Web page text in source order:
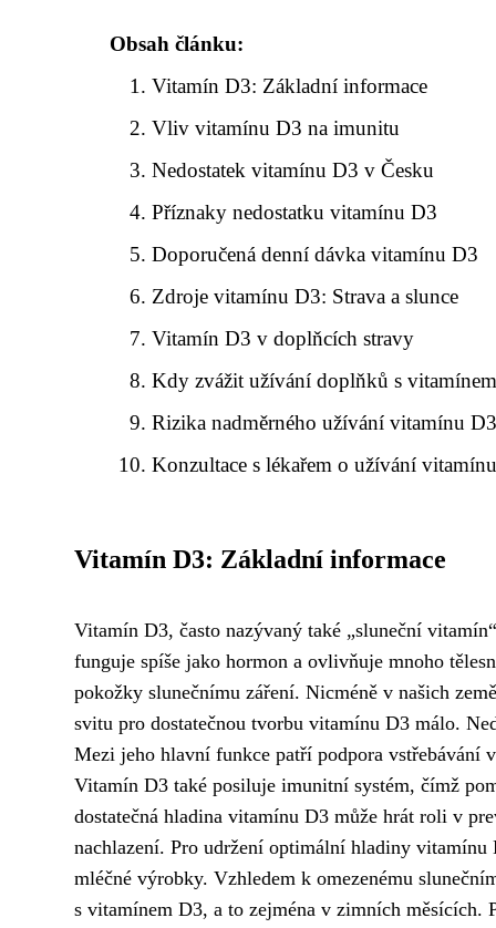
Obsah článku:
Vitamín D3: Základní informace
Vliv vitamínu D3 na imunitu
Nedostatek vitamínu D3 v Česku
Příznaky nedostatku vitamínu D3
Doporučená denní dávka vitamínu D3
Zdroje vitamínu D3: Strava a slunce
Vitamín D3 v doplňcích stravy
Kdy zvážit užívání doplňků s
Rizika nadměrného užívání vitamínu
Konzultace s lékařem o užívání
Vitamín D3: Základní informace
Vitamín D3, často nazývaný také „sluneční
funguje spíše jako hormon a ovlivňuje mnoho
pokožky slunečnímu záření. Nicméně v našich
svitu pro dostatečnou tvorbu vitamínu D3 málo.
Mezi jeho hlavní funkce patří podpora vstřebávání
Vitamín D3 také posiluje imunitní systém, čímž
dostatečná hladina vitamínu D3 může hrát roli v
nachlazení. Pro udržení optimální hladiny vitamínu
mléčné výrobky. Vzhledem k omezenému
s vitamínem D3, a to zejména v zimních